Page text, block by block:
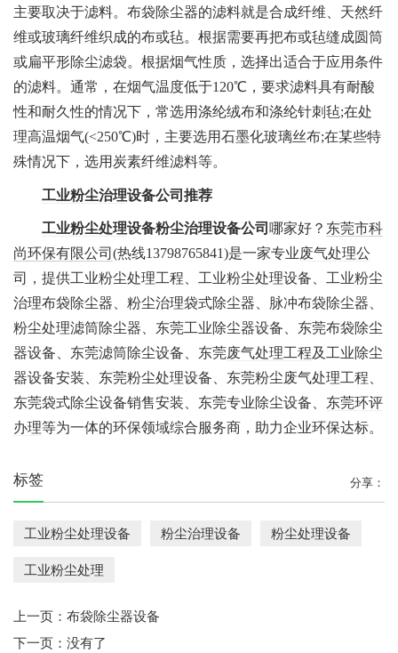
主要取决于滤料。布袋除尘器的滤料就是合成纤维、天然纤
维或玻璃纤维织成的布或毡。根据需要再把布或毡缝成圆筒
或扁平形除尘滤袋。根据烟气性质，选择出适合于应用条件
的滤料。通常，在烟气温度低于120℃，要求滤料具有耐酸
性和耐久性的情况下，常选用涤纶绒布和涤纶针刺毡;在处
理高温烟气(<250℃)时，主要选用石墨化玻璃丝布;在某些特
殊情况下，选用炭素纤维滤料等。
工业粉尘治理设备公司推荐
工业粉尘处理设备粉尘治理设备公司 哪家好？ 东莞市科
尚环保有限公司 (热线13798765841)是一家专业废气处理公
司
，提供工业粉尘处理工程、工业粉尘处理设备、工业粉尘
治理布袋除尘器、粉尘治理袋式除尘器、脉冲布袋除尘器、
粉尘处理滤筒除尘器、东莞工业除尘器设备 、东莞布袋除尘
器设备、东莞滤筒除尘设备、东莞废气处理工程及工业除尘
器设备安装、东莞粉尘处理设备、东莞粉尘废气处理工程、
东莞袋式除尘设备销售安装、东莞专业除尘设备
东莞环评
办理等为一体的环保领域综合服务商，助力企业环保达标。
标签 分享：
工业粉尘处理设备 粉尘治理设备 粉尘处理设备
工业粉尘处理
上一页： 布袋除尘器设备
下一页： 没有了